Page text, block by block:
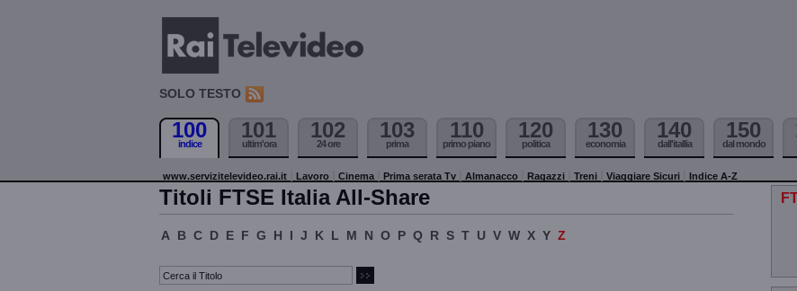
SOLO TESTO
100
indice
101
ultim'ora
102
24 ore
103
prima
110
primo piano
120
politica
130
economia
140
dall'itallia
150
dal mondo
www.servizitelevideo.rai.it Lavoro Cinema Prima serata Tv Almanacco Ragazzi Treni Viaggiare Sicuri Indice A-Z
Titoli FTSE Italia All-Share
A B C D E F G H I J K L M N O P Q R S T U V W X Y Z